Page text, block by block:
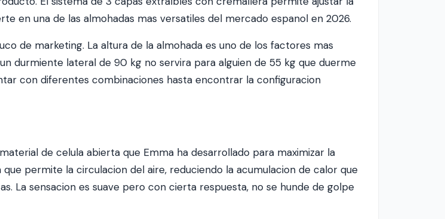
en una de las almohadas mas versatiles del mercado espanol en 2026.
de marketing. La altura de la almohada es uno de los factores mas
durmiente lateral de 90 kg no servira para alguien de 55 kg que duerme
con diferentes combinaciones hasta encontrar la configuracion
de celula abierta que Emma ha desarrollado para maximizar la
permite la circulacion del aire, reduciendo la acumulacion de calor que
La sensacion es suave pero con cierta respuesta, no se hunde de golpe